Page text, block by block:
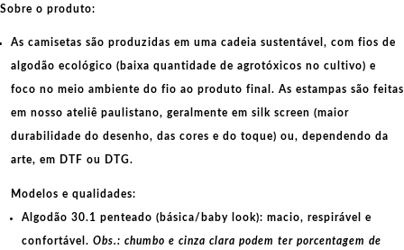
Sobre o produto:
As camisetas são produzidas em uma cadeia sustentável, com fios de
algodão ecológico (baixa quantidade de agrotóxicos no cultivo) e
foco no meio ambiente do fio ao produto final. As estampas são feitas
em nosso ateliê paulistano, geralmente em silk screen (maior
durabilidade do desenho, das cores e do toque) ou, dependendo da
arte, em DTF ou DTG.
Modelos e qualidades:
Algodão 30.1 penteado (básica/baby look): macio, respirável e
confortável. Obs.: chumbo e cinza clara podem ter porcentagem de